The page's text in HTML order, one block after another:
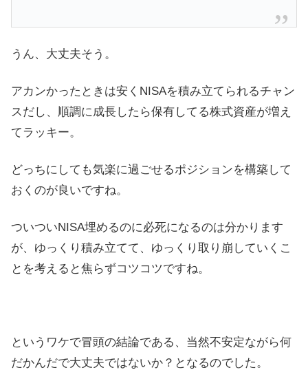
うん、大丈夫そう。
アカンかったときは安くNISAを積み立てられるチャン
スだし、順調に成長したら保有してる株式資産が増え
てラッキー。
どっちにしても気楽に過ごせるポジションを構築して
おくのが良いですね。
ついついNISA埋めるのに必死になるのは分かります
が、ゆっくり積み立てて、ゆっくり取り崩していくこ
とを考えると焦らずコツコツですね。
というワケで冒頭の結論である、当然不安定ながら何
だかんだで大丈夫ではないか？となるのでした。